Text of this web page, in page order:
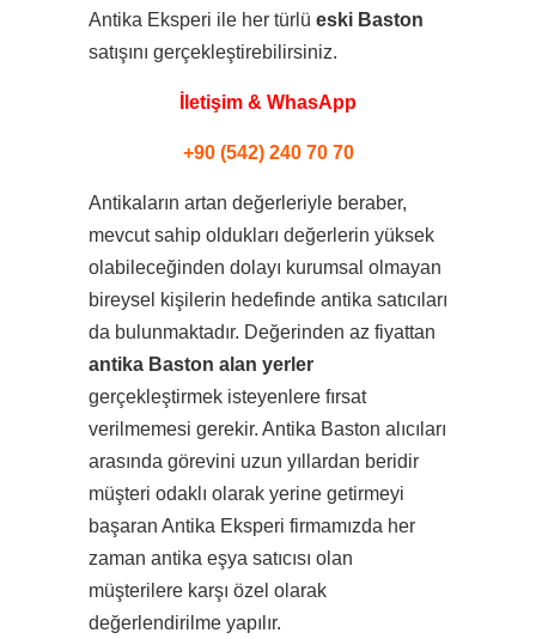
Antika Eksperi ile her türlü eski Baston
satışını gerçekleştirebilirsiniz.
İletişim & WhasApp
+90 (542) 240 70 70
Antikaların artan değerleriyle beraber,
mevcut sahip oldukları değerlerin yüksek
olabileceğinden dolayı kurumsal olmayan
bireysel kişilerin hedefinde antika satıcıları
da bulunmaktadır. Değerinden az fiyattan
antika Baston alan yerler
gerçekleştirmek isteyenlere fırsat
verilmemesi gerekir. Antika Baston alıcıları
arasında görevini uzun yıllardan beridir
müşteri odaklı olarak yerine getirmeyi
başaran Antika Eksperi firmamızda her
zaman antika eşya satıcısı olan
müşterilere karşı özel olarak
değerlendirilme yapılır.